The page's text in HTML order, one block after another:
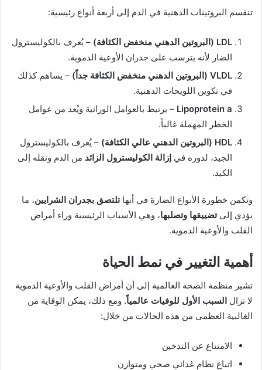
تنقسم البروتينات الدهنية في الدم إلى أربعة أنواع رئيسية:
LDL (البروتين الدهني منخفض الكثافة)
– يُعرف بالكوليسترول
الضار لأنه يترسب على جدران الأوعية الدموية.
VLDL (البروتين الدهني منخفض الكثافة جداً)
– يساهم كذلك
في تكوين اللويحات الدهنية.
Lipoprotein a – يرتبط بالعوامل الوراثية ويُعد من عوامل
الخطر المهملة غالباً.
HDL (البروتين الدهني عالي الكثافة)
– يُعرف بالكوليسترول
الجيد، لدوره في إزالة الكوليسترول الزائد من الدم ونقله إلى
الكبد.
وتكمن خطورة الأنواع الضارة في أنهاتلتصق بجدران الشرايين، ما
يؤدي إلىتضييقها وتصلبها، وهي الأسباب الرئيسية وراء أمراض
القلب والأوعية الدموية.
أهمية التغيير في نمط الحياة
تشير منظمة الصحة العالمية إلى أن أمراض القلب والأوعية الدموية
لا تزال السبب الأول للوفيات عالمياً. ومع ذلك، يمكن الوقاية من
الغالبية العظمى من هذه الحالات من خلال:
الامتناع عن التدخين
اتباع نظام غذائي صحي ومتوازن